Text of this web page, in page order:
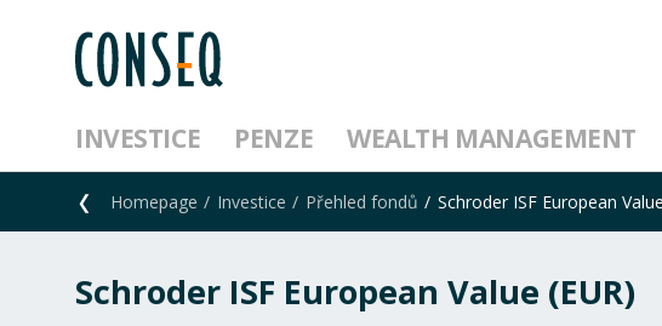
INVESTICE PENZE WEALTH MANAGEMENT
Homepage Investice Přehled fondů Schroder ISF European
Schroder ISF European Value (EUR)